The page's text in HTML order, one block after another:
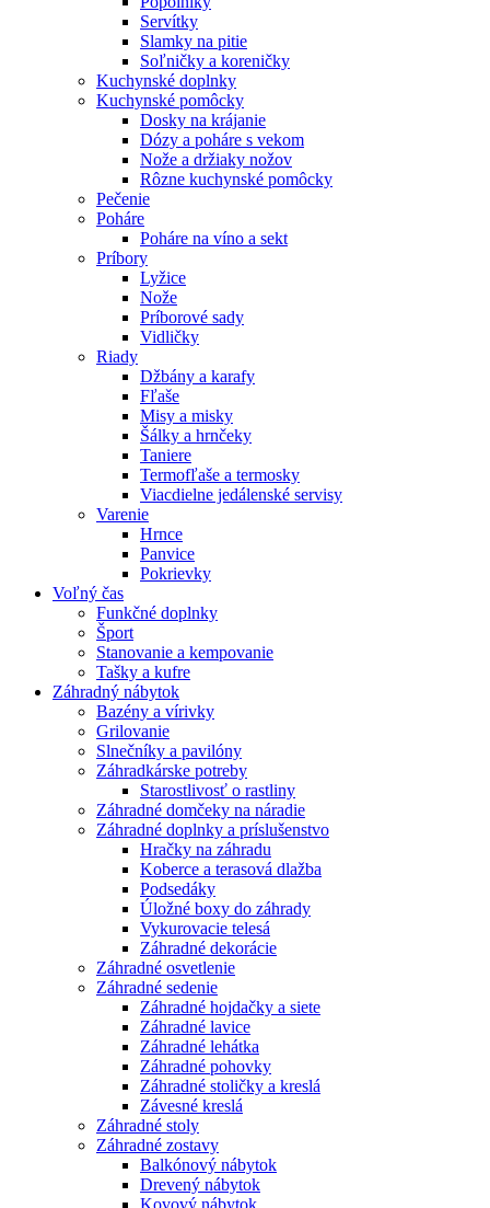
Servítky
Slamky na pitie
Soľničky a koreničky
Kuchynské doplnky
Kuchynské pomôcky
Dosky na krájanie
Dózy a poháre s vekom
Nože a držiaky nožov
Rôzne kuchynské pomôcky
Pečenie
Poháre
Poháre na víno a sekt
Príbory
Lyžice
Nože
Príborové sady
Vidličky
Riady
Džbány a karafy
Fľaše
Misy a misky
Šálky a hrnčeky
Taniere
Termofľaše a termosky
Viacdielne jedálenské servisy
Varenie
Hrnce
Panvice
Pokrievky
Voľný čas
Funkčné doplnky
Šport
Stanovanie a kempovanie
Tašky a kufre
Záhradný nábytok
Bazény a vírivky
Grilovanie
Slnečníky a pavilóny
Záhradkárske potreby
Starostlivosť o rastliny
Záhradné domčeky na náradie
Záhradné doplnky a príslušenstvo
Hračky na záhradu
Koberce a terasová dlažba
Podsedáky
Úložné boxy do záhrady
Vykurovacie telesá
Záhradné dekorácie
Záhradné osvetlenie
Záhradné sedenie
Záhradné hojdačky a siete
Záhradné lavice
Záhradné lehátka
Záhradné pohovky
Záhradné stoličky a kreslá
Závesné kreslá
Záhradné stoly
Záhradné zostavy
Balkónový nábytok
Drevený nábytok
Kovový nábytok